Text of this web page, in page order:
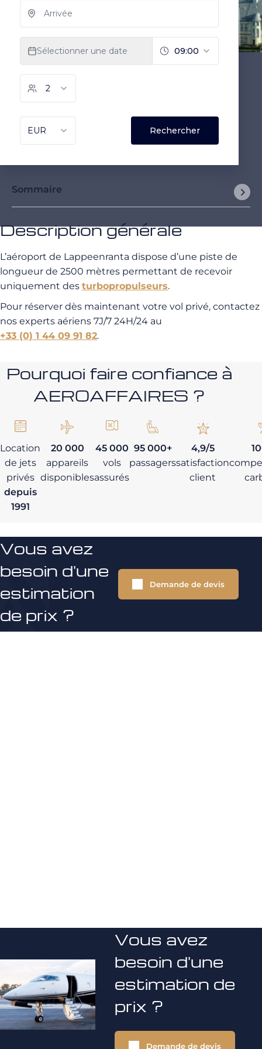
Sommaire
Description générale
L’aéroport de Lappeenranta dispose d’une piste de
longueur de 2500 mètres permettant de recevoir
uniquement des turbopropulseurs.
Pour réserver dès maintenant votre vol privé, contactez
nos experts aériens 7J/7 24H/24 au
+33 (0) 1 44 09 91 82.
Pourquoi faire confiance à
AEROAFFAIRES ?
Location
de jets
privés
depuis
1991
20 000
appareils
disponibles
45 000
vols
assurés
95 000+
passagers
4,9/5
satisfaction
client
Vous avez
besoin d'une
estimation
de prix ?
Demande de devis
Vous avez
besoin d'une
estimation de
prix ?
Demande de devis